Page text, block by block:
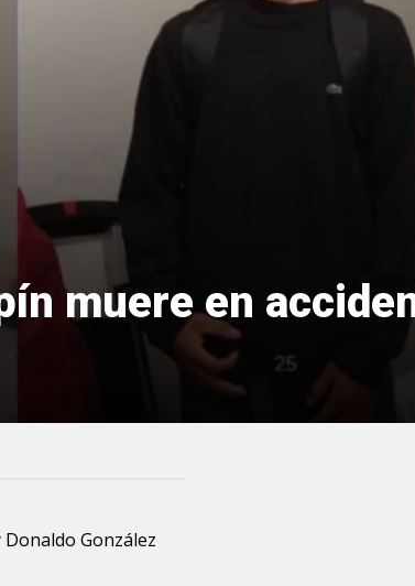
muere en
González